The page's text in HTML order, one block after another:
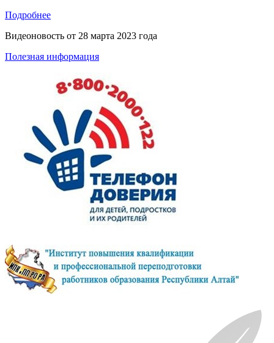
Подробнее
Видеоновость от 28 марта 2023 года
Полезная информация